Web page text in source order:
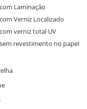
Laminação
Verniz Localizado
verniz total UV
revestimento no papel